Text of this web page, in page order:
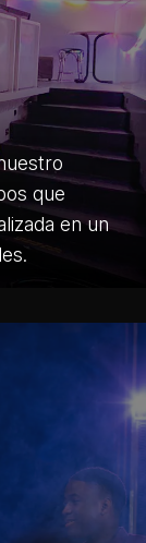
que
en un